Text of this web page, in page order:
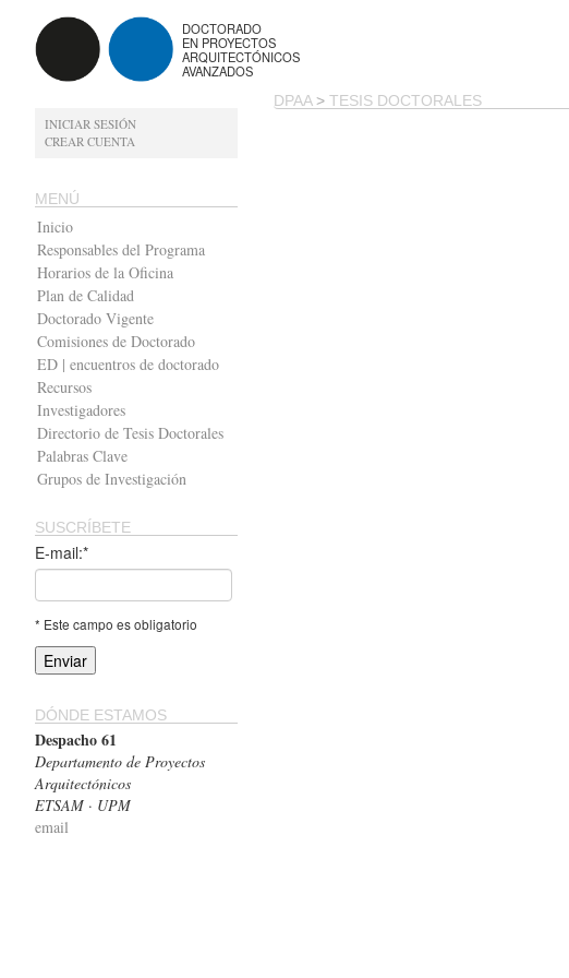
DOCTORADO
EN PROYECTOS
ARQUITECTÓNICOS
AVANZADOS
INICIAR SESIÓN
CREAR CUENTA
MENÚ
Inicio
Responsables del Programa
Horarios de la Oficina
Plan de Calidad
Doctorado Vigente
Comisiones de Doctorado
ED | encuentros de doctorado
Recursos
Investigadores
Directorio de Tesis Doctorales
Palabras Clave
Grupos de Investigación
SUSCRÍBETE
E-mail:*
* Este campo es obligatorio
DÓNDE ESTAMOS
Despacho 61
Departamento de Proyectos
Arquitectónicos
ETSAM · UPM
email
DPAA> TESIS DOCTORALES